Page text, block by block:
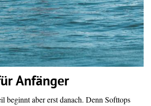
Anfänger
beginnt aber erst danach. Denn Softtops